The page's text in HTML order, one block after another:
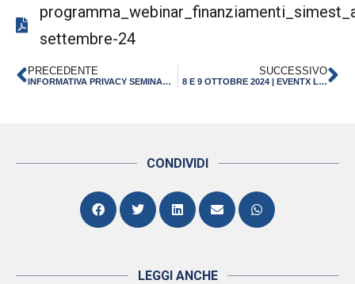
settembre-24
PRECEDENTE
INFORMATIVA PRIVACY SEMINARIO 11 SETTEMBRE 2024
SUCCESSIVO
8 E 9 OTTOBRE 2024 | EVENTX LIFE SCIENCES – CROSSROADS IN HEALTHCARE
CONDIVIDI
LEGGI ANCHE